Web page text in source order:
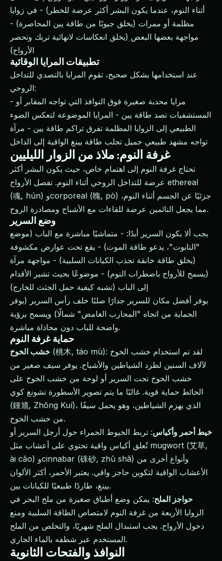
أثناء النوم، عندما يكون البشر أكثر عرضة للخطر) - في زوايا
مظلمة أو ممرات (يخلق جيوبًا من طاقة يين المحاصرة) -
مواجهة بعضها البعض (يخلق انعكاسات لانهائية تربك وتحصر
الأرواح)
تطبيقات المرايا الوقائية
عند استخدامها بشكل صحيح، تقوم المرايا بالتصدي للتداخل
الروحي:
- مرايا محدبة صغيرة فوق النوافذ التي تواجه المقابر أو
المستشفيات تصد طاقة يين - المرايا الموضوعة لتعكس الضوء
الطبيعي إلى الزوايا المظلمة تفرق تراكم طاقة يين - مرآة
تواجه مشهد طبيعي جميل تجلب طاقة يينغ الواقية إلى الداخل
غرفة النوم: ملاذ من الزوار الليليين
تحتاج غرفة النوم إلى اهتمام خاص، حيث يكون البشر أكثر
عرضة للتداخل الروحي أثناء النوم. تفصل الأرواح ethereal
(魂, hún) وcorporeal (魄, pò) جزئيًا عن الجسم أثناء النوم،
مما يجعل النائمين عرضة للقاءات مع الأشباح ومصادرة الروح.
وضع السرير
يجب ألا يكون السرير أبدًا: - متماشيًا مباشرة مع الباب (موضع
"التابوت"، يدعو طاقة الموت) - يقع تحت عوارض مكشوفة
(يخلق طاقة خانقة تجذب الكيانات السلبية) - مواجهة مرآة
(يسمح للأرواح باضطراب النوم) - موضوعًا بحيث تشير الأقدام
إلى الباب (تشبه كيفية حمل الجثث للخارج)
يوفر أفضل مكان للسرير جدارًا صلبًا خلف رأس السرير (يوفر
الحماية من اتجاه "المحارب الغامض" شمالًا) ويسمح برؤية
واضحة للباب دون محاذاة مباشرة.
حماية غرفة النوم
خشب الخوخ (桃木, táo mù): لقد تم استخدام خشب الخوخ
لآلاف السنين لطرد الشياطين والأشباح. يوفر سيف صغير من
خشب الخوخ تحت السرير أو لوحة من خشب الخوخ على
الحائط حماية قوية. غالبًا ما يتم تصوير الأسطورة تشونغ كوي
(鍾馗, Zhōng Kuí)، الذي يهزم الشياطين، وهو يحمل سيفًا
من خشب الخوخ.
خيط أحمر وأكياس: تربط الخيوط الحمراء حول أرجل السرير أو
تُعلق أكياس واقية تحتوي على أعشاب مثل mugwort (艾草,
ài cǎo) وcinnabar (硃砂, zhū shā) وأنواع أخرى من
الأعشاب الواقية لتكوين حاجز واقي. يعتبر الأحمر، أكثر الألوان
يينغ، طاردًا طبيعيًا للكيانات يين.
حواجز الملح: يمكن وضع أطباق صغيرة من ملح البحر في
الزوايا الأربعة من غرفة النوم لامتصاص الطاقة السلبية ومنع
دخول الأرواح. يجب استبدال الملح شهريًا، والتخلص من الملح
المستخدم عبر شطفه بالماء الجاري.
النوافذ والفتحات الثانوية